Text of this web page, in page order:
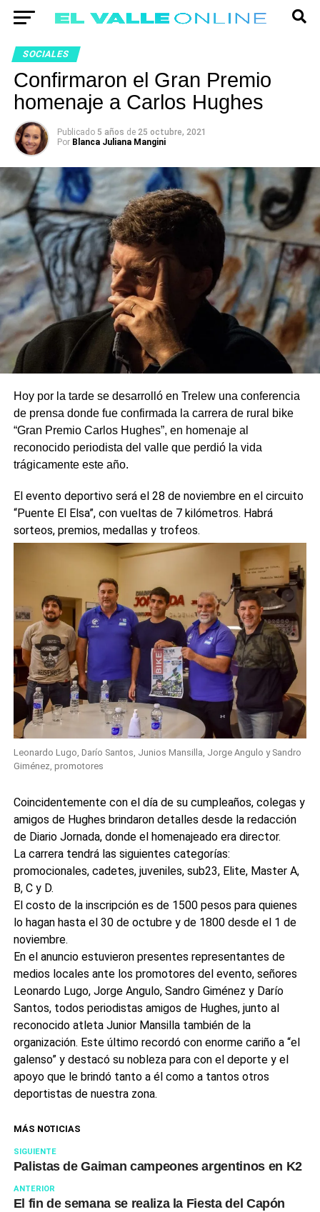
SOCIALES
Confirmaron el Gran Premio
homenaje a Carlos Hughes
Publicado 5 años de 25 octubre, 2021
Por Blanca Juliana Mangini
Hoy por la tarde se desarrolló en Trelew una conferencia
de prensa donde fue confirmada la carrera de rural bike
“Gran Premio Carlos Hughes”, en homenaje al
reconocido periodista del valle que perdió la vida
trágicamente este año.
El evento deportivo será el 28 de noviembre en el circuito
“Puente El Elsa”, con vueltas de 7 kilómetros. Habrá
sorteos, premios, medallas y trofeos.
Leonardo Lugo, Darío Santos, Junios Mansilla, Jorge Angulo y Sandro
Giménez, promotores
Coincidentemente con el día de su cumpleaños, colegas y
amigos de Hughes brindaron detalles desde la redacción
de Diario Jornada, donde el homenajeado era director.
La carrera tendrá las siguientes categorías:
promocionales, cadetes, juveniles, sub23, Elite, Master A,
B, C y D.
El costo de la inscripción es de 1500 pesos para quienes
lo hagan hasta el 30 de octubre y de 1800 desde el 1 de
noviembre.
En el anuncio estuvieron presentes representantes de
medios locales ante los promotores del evento, señores
Leonardo Lugo, Jorge Angulo, Sandro Giménez y Darío
Santos, todos periodistas amigos de Hughes, junto al
reconocido atleta Junior Mansilla también de la
organización. Este último recordó con enorme cariño a “el
galenso” y destacó su nobleza para con el deporte y el
apoyo que le brindó tanto a él como a tantos otros
deportistas de nuestra zona.
MÁS NOTICIAS
SIGUIENTE
Palistas de Gaiman campeones argentinos en K2
ANTERIOR
El fin de semana se realiza la Fiesta del Capón